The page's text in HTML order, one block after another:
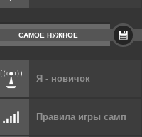
САМОЕ НУЖНОЕ
Я - новичок
Правила игры самп